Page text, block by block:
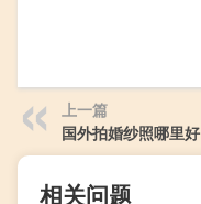
上一篇
国外拍婚纱照哪里好
相关问题